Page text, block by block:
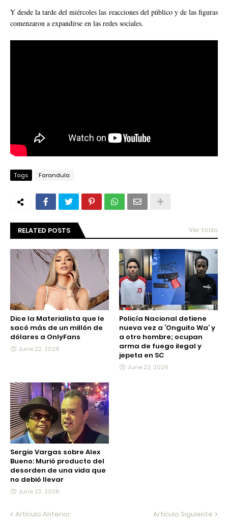
Y desde la tarde del miércoles las reacciones del público y de las figuras
comenzaron a expandirse en las redes sociales.
Tags Farandula
RELATED POSTS Ver todo
Dice la Materialista que le
sacó más de un millón de
dólares a OnlyFans
June 22, 2026
Policía Nacional detiene
nueva vez a ‘Onguito Wa’ y
a otro hombre; ocupan
arma de fuego ilegal y
jepeta en SC
June 22, 2026
Sergio Vargas sobre Alex
Bueno: Murió producto del
desorden de una vida que
no debió llevar
June 22, 2026
Artículo Anterior Artículo Siguiente